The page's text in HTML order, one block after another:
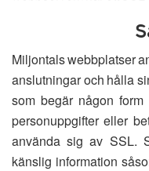
Miljontals webbplatser
anslutningar och hålla
som begär någon
personuppgifter eller
använda sig av SSL.
känslig information